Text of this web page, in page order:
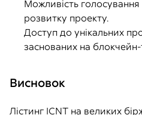
Можливість
розвитку проекту.
Доступ до унікальних
заснованих на блокчейн-
Висновок
Лістинг ICNT на великих